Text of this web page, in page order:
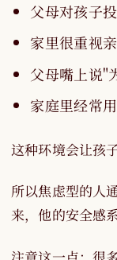
父母对孩子
家里很重视
父母嘴上说"
家庭里经常
这种环境会让孩
所以焦虑型的人
来，他的安全感